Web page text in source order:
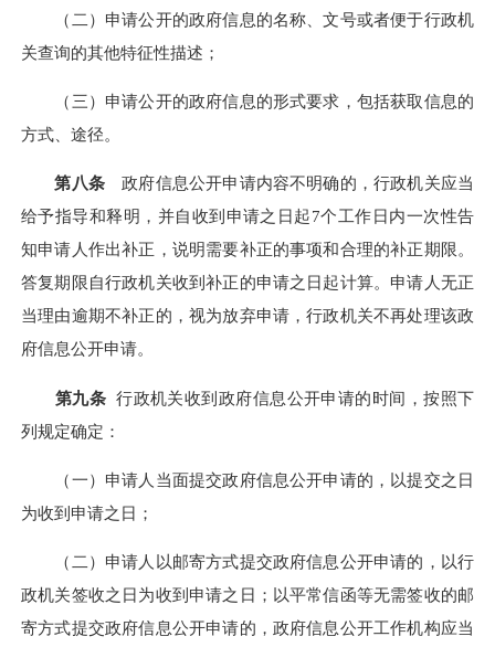
（二）申请公开的政府信息的名称、文号或者便于行政机
关查询的其他特征性描述；
（三）申请公开的政府信息的形式要求，包括获取信息的
方式、途径。
第八条政府信息公开申请内容不明确的，行政机关应当
给予指导和释明，并自收到申请之日起7个工作日内一次性告
知申请人作出补正，说明需要补正的事项和合理的补正期限。
答复期限自行政机关收到补正的申请之日起计算。申请人无正
当理由逾期不补正的，视为放弃申请，行政机关不再处理该政
府信息公开申请。
第九条 行政机关收到政府信息公开申请的时间，按照下
列规定确定：
（一）申请人当面提交政府信息公开申请的，以提交之日
为收到申请之日；
（二）申请人以邮寄方式提交政府信息公开申请的，以行
政机关签收之日为收到申请之日；以平常信函等无需签收的邮
寄方式提交政府信息公开申请的，政府信息公开工作机构应当